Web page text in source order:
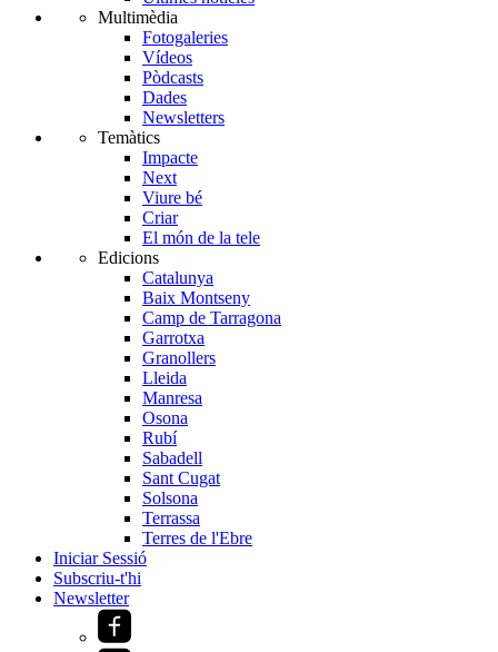
Multimèdia
Fotogaleries
Vídeos
Pòdcasts
Dades
Newsletters
Temàtics
Impacte
Next
Viure bé
Criar
El món de la tele
Edicions
Catalunya
Baix Montseny
Camp de Tarragona
Garrotxa
Granollers
Lleida
Manresa
Osona
Rubí
Sabadell
Sant Cugat
Solsona
Terrassa
Terres de l'Ebre
Iniciar Sessió
Subscriu-t'hi
Newsletter